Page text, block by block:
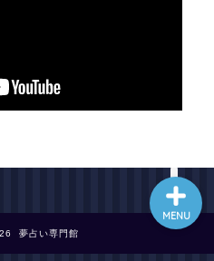
夢占い専門館
MENU
最新記事動画